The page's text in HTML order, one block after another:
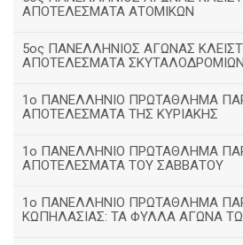
ΑΠΟΤΕΛΕΣΜΑΤΑ ΑΤΟΜΙΚΩΝ
5ος ΠΑΝΕΛΛΗΝΙΟΣ ΑΓΩΝΑΣ
ΑΠΟΤΕΛΕΣΜΑΤΑ ΣΚΥΤΑΛΟΔΡΟΜΙΩΝ
1ο ΠΑΝΕΛΛΗΝΙΟ ΠΡΩΤΑΘΛΗΜΑ
ΑΠΟΤΕΛΕΣΜΑΤΑ ΤΗΣ ΚΥΡΙΑΚΗΣ
1ο ΠΑΝΕΛΛΗΝΙΟ ΠΡΩΤΑΘΛΗΜΑ
ΑΠΟΤΕΛΕΣΜΑΤΑ ΤΟΥ ΣΑΒΒΑΤΟΥ
1ο ΠΑΝΕΛΛΗΝΙΟ ΠΡΩΤΑΘΛΗΜΑ
ΚΩΠΗΛΑΣΙΑΣ: ΤΑ ΦΥΛΛΑ ΑΓΩΝΑ